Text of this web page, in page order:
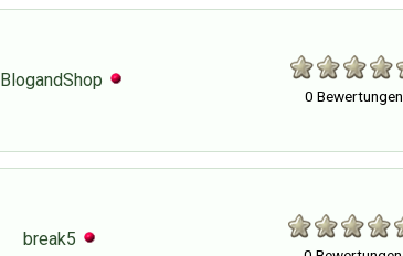
BlogandShop
0 Bewertungen
break5